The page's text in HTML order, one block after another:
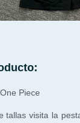
Piece
tallas visita la